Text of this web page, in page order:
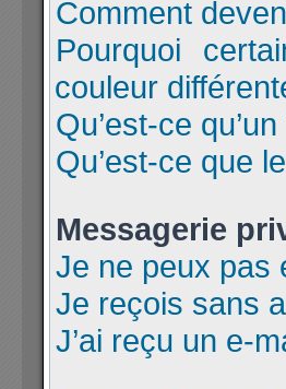
Comment
Pourquoi
couleur
Qu’est-ce
Qu’est-ce que
Messagerie
Je ne peux pas
Je reçois sans
J’ai reçu un e-